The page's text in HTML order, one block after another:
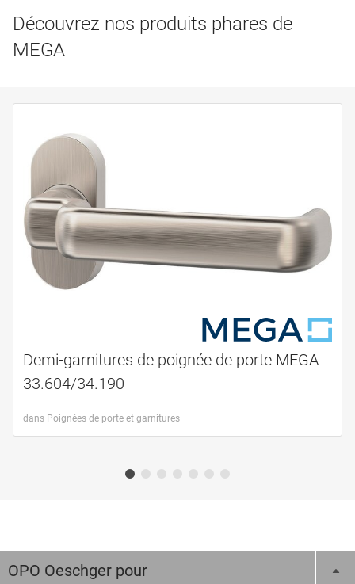
Découvrez nos produits phares de
MEGA
Demi-garnitures de poignée de porte MEGA
33.604/34.190
dans Poignées de porte et garnitures
OPO Oeschger pour